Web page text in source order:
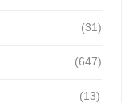
(31)
(647)
(13)